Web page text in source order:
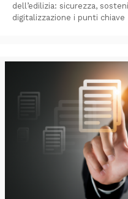
dell’edilizia: sicurezza,
digitalizzazione i punti chiave